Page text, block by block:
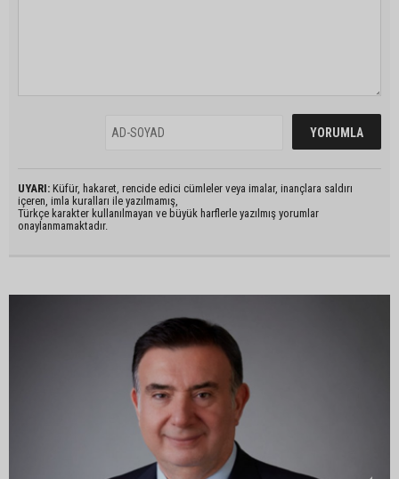
UYARI: Küfür, hakaret, rencide edici cümleler veya imalar, inançlara saldırı
içeren, imla kuralları ile yazılmamış,
Türkçe karakter kullanılmayan ve büyük harflerle yazılmış yorumlar
onaylanmamaktadır.